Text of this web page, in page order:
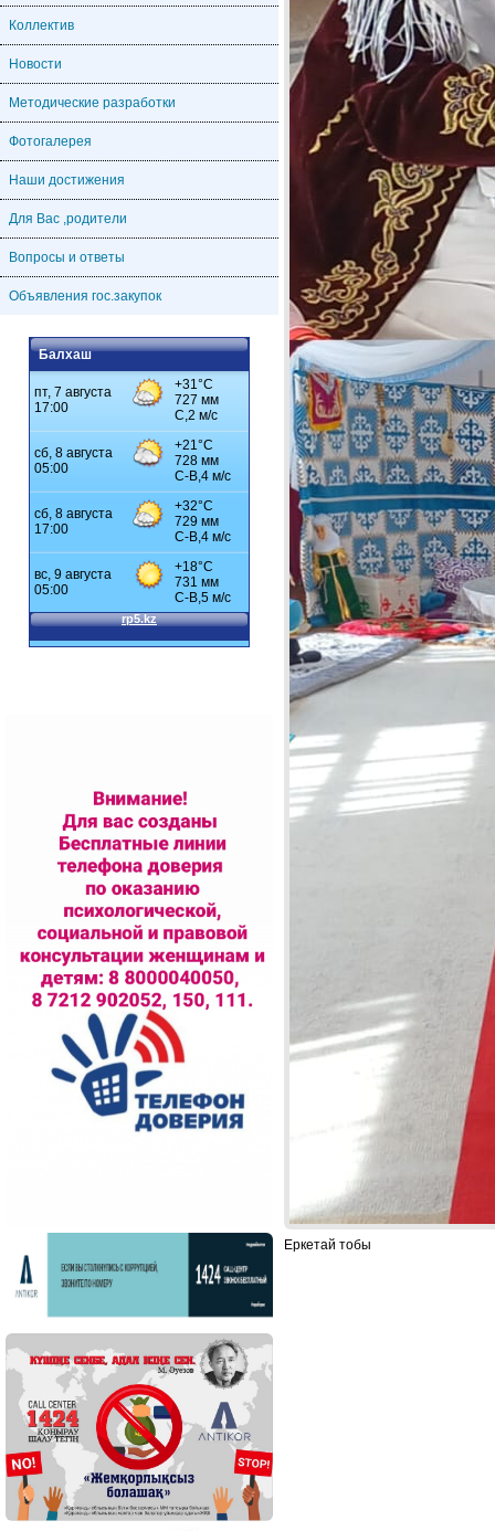
Коллектив
Новости
Методические разработки
Фотогалерея
Наши достижения
Для Вас ,родители
Вопросы и ответы
Объявления гос.закупок
Балхаш
Еркетай тобы